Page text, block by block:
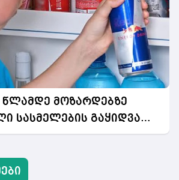
წლამდე მოზარდებზე
სასმელების გაყიდვა